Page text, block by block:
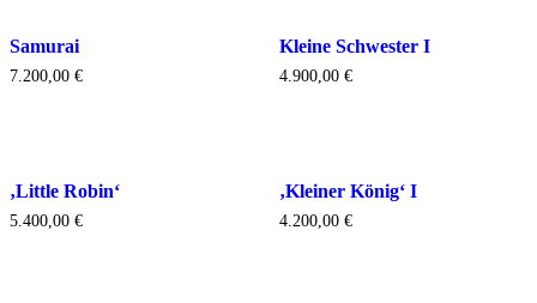
Samurai
7.200,00 €
Kleine Schwester I
4.900,00 €
‚Little Robin‘
5.400,00 €
‚Kleiner König‘ I
4.200,00 €